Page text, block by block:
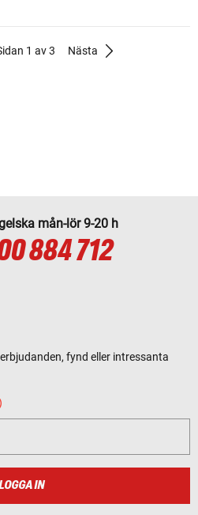
1 av 3 Nästa
mån-lör 9-20 h
884 712
fynd eller intressanta
IN